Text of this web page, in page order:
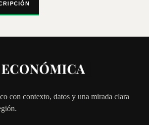
con contexto, datos y una mirada clara